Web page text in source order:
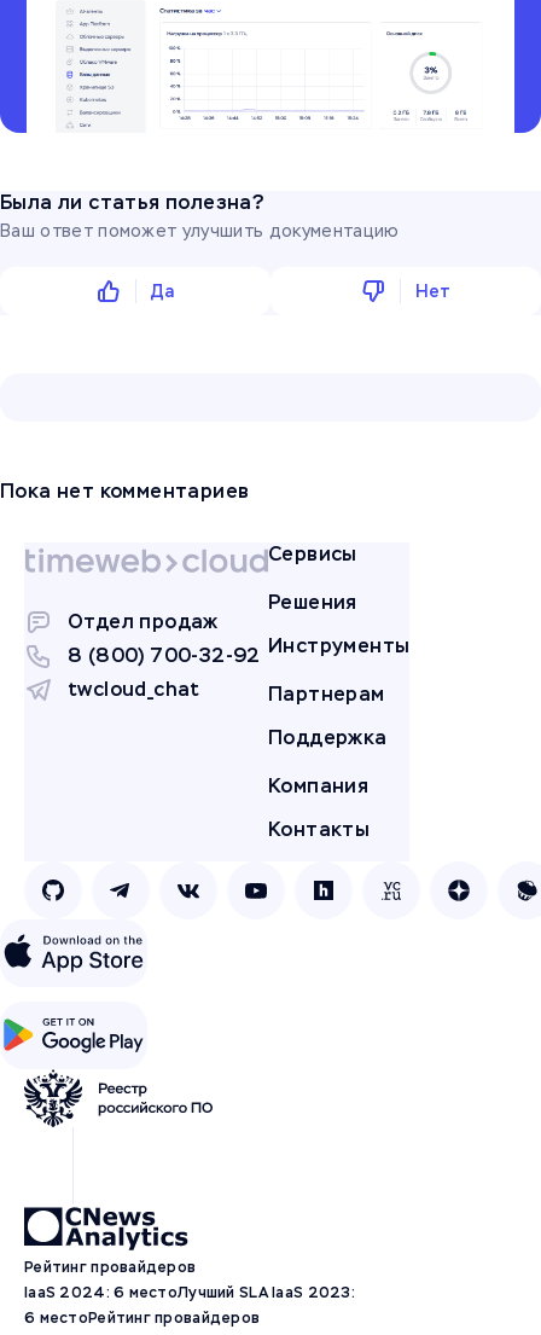
Была ли статья полезна?
Ваш ответ поможет улучшить документацию
Да Нет
Пока нет комментариев
Отдел продаж
8 (800) 700-32-92
twcloud_chat
Сервисы
Решения
Инструменты
Партнерам
Поддержка
Компания
Контакты
Рейтинг провайдеров
IaaS 2024: 6 местоЛучший SLA IaaS 2023:
6 местоРейтинг провайдеров